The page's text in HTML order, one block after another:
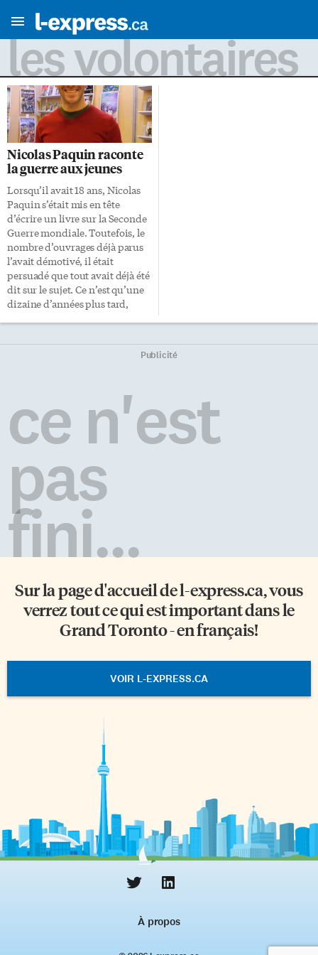
les volontaires
Nicolas Paquin raconte
la guerre aux jeunes
Lorsqu’il avait 18 ans, Nicolas
Paquin s’était mis en tête
d’écrire un livre sur la Seconde
Guerre mondiale. Toutefois, le
nombre d’ouvrages déjà parus
l’avait démotivé, il était
persuadé que tout avait déjà été
dit sur le sujet. Ce n’est qu’une
dizaine d’années plus tard,
se lance. La semaine dernière, il
avait lieu comme chaque début
de décembre à la Bibliothèque
de référence. Parler des morts
Gilbert Boulanger était
«Les chances de survie […]
Publicité
ce n'est
pas
fini...
Sur la page d'accueil del-express.ca, vous
verrez tout ce qui est important dans le
Grand Toronto - en français!
VOIR L-EXPRESS.CA
À propos